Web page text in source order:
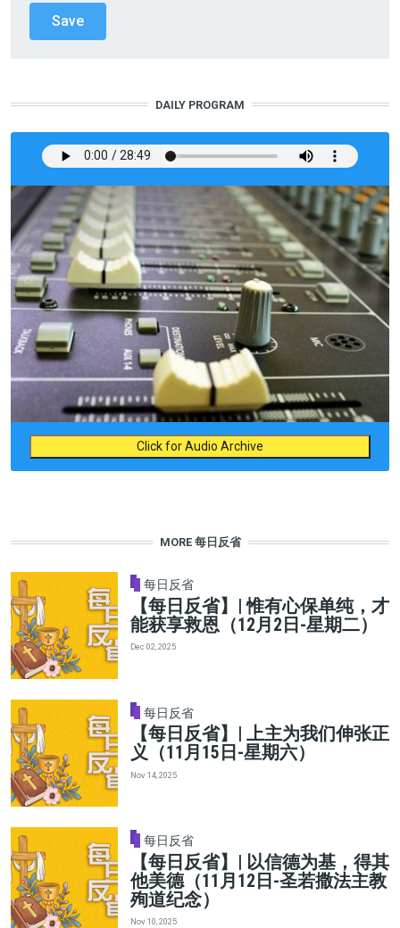
DAILY PROGRAM
Click for Audio Archive
MORE 每日反省
每日反省
【每日反省】| 惟有心保单纯，才
能获享救恩（12月2日-星期二）
Dec 02, 2025
每日反省
【每日反省】| 上主为我们伸张正
义（11月15日-星期六）
Nov 14, 2025
每日反省
【每日反省】| 以信德为基，得其
他美德（11月12日-圣若撒法主教
殉道纪念）
Nov 10, 2025